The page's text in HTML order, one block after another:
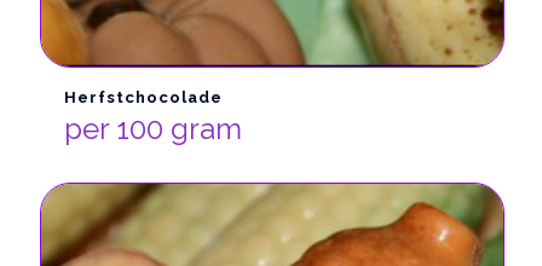
Herfstchocolade
per 100 gram